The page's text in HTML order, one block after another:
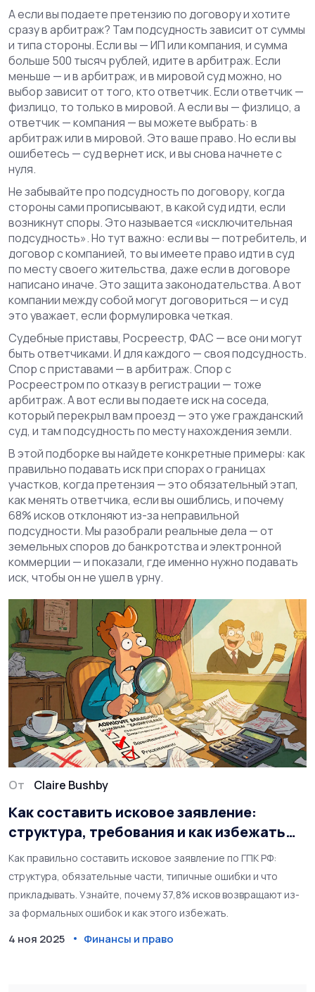
А если вы подаете претензию по договору и хотите
сразу в арбитраж? Там подсудность зависит от суммы
и типа стороны. Если вы — ИП или компания, и сумма
больше 500 тысяч рублей, идите в арбитраж. Если
меньше — и в арбитраж, и в мировой суд можно, но
выбор зависит от того, кто ответчик. Если ответчик —
физлицо, то только в мировой. А если вы — физлицо, а
ответчик — компания — вы можете выбрать: в
арбитраж или в мировой. Это ваше право. Но если вы
ошибетесь — суд вернет иск, и вы снова начнете с
нуля.
Не забывайте проподсудность по договору, когда
стороны сами прописывают, в какой суд идти, если
возникнут споры. Это называется «исключительная
подсудность». Но тут важно: если вы — потребитель, и
договор с компанией, то вы имеете право идти в суд
по месту своего жительства, даже если в договоре
написано иначе. Это защита законодательства. А вот
компании между собой могут договориться — и суд
это уважает, если формулировка четкая.
Судебные приставы, Росреестр, ФАС — все они могут
быть ответчиками. И для каждого — своя подсудность.
Спор с приставами — в арбитраж. Спор с
Росреестром по отказу в регистрации — тоже
арбитраж. А вот если вы подаете иск на соседа,
который перекрыл вам проезд — это уже гражданский
суд, и там подсудность по месту нахождения земли.
В этой подборке вы найдете конкретные примеры: как
правильно подавать иск при спорах о границах
участков, когда претензия — это обязательный этап,
как менять ответчика, если вы ошиблись, и почему
68% исков отклоняют из-за неправильной
подсудности. Мы разобрали реальные дела — от
земельных споров до банкротства и электронной
коммерции — и показали, где именно нужно подавать
иск, чтобы он не ушел в урну.
От Claire Bushby
Как составить исковое заявление:
структура, требования и как избежать
типичных ошибок
Как правильно составить исковое заявление по ГПК РФ:
структура, обязательные части, типичные ошибки и что
прикладывать. Узнайте, почему 37,8% исков возвращают из-
за формальных ошибок и как этого избежать.
4 ноя 2025 Финансы и право